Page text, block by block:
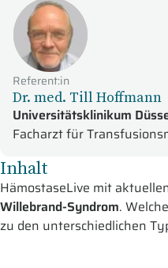
Referent:in
Dr. med. Till Hoffmann
Universitätsklinikum
Facharzt für
Inhalt
HämostaseLive mit
Willebrand-Syndrom.
zu den unterschiedlichen